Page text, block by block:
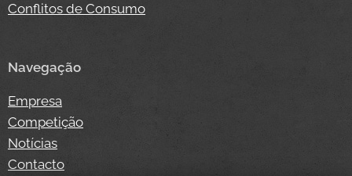
Conflitos de Consumo
Navegação
Empresa
Competição
Notícias
Contacto